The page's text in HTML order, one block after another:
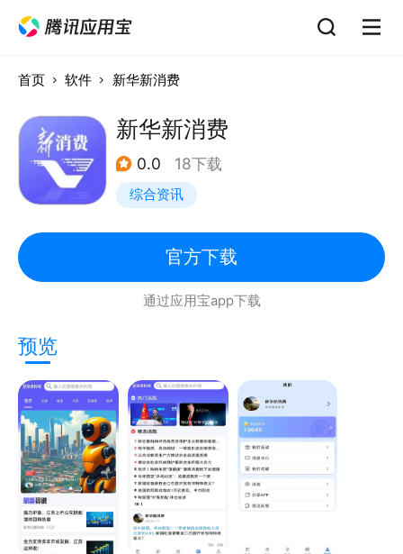
首页 软件 新华新消费
新华新消费
0.0 18下载
综合资讯
官方下载
通过应用宝app下载
预览